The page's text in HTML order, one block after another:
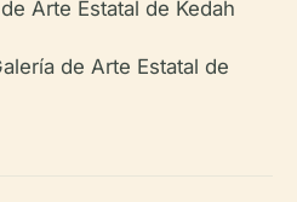
de Arte Estatal de